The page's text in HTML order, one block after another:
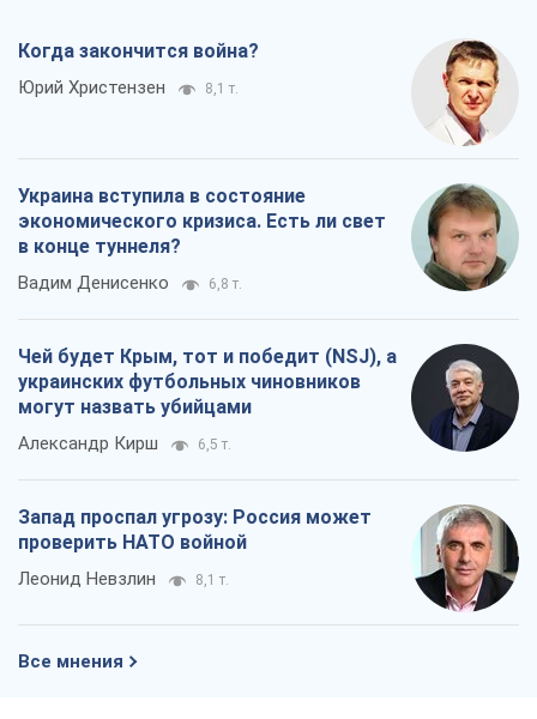
Когда закончится война?
Юрий Христензен 8,1 т.
Украина вступила в состояние
экономического кризиса. Есть ли свет
в конце туннеля?
Вадим Денисенко 6,8 т.
Чей будет Крым, тот и победит (NSJ), а
украинских футбольных чиновников
могут назвать убийцами
Александр Кирш 6,5 т.
Запад проспал угрозу: Россия может
проверить НАТО войной
Леонид Невзлин 8,1 т.
Все мнения